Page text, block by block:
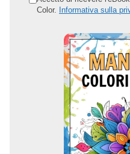
Color. Informativa sulla